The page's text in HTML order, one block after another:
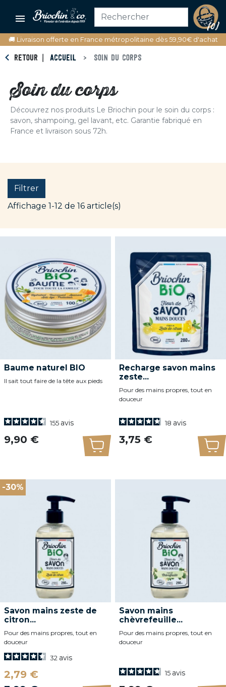

(0)
🚚 Livraison offerte en France métropolitaine dès 59,90€ d'achat
RETOUR ACCUEIL SOIN DU CORPS
Soin du corps
Découvrez nos produits Le Briochin pour le soin du corps :
savon, shampoing, gel lavant, etc. Garantie fabriqué en
France et livraison sous 72h.
Filtrer
Affichage 1-12 de 16 article(s)
Baume naturel BIO
Il sait tout faire de la tête aux pieds
155 avis
Prix
9,90 €
Ajouter au panier
Recharge savon mains
zeste...
Pour des mains propres, tout en
douceur
18 avis
Prix
3,75 €
Savon mains zeste de
citron...
Pour des mains propres, tout en
douceur
32 avis
Prix
2,79 €
-30%
Savon mains
chèvrefeuille...
Pour des mains propres, tout en
douceur
15 avis